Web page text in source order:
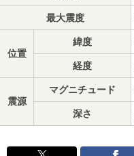
最大震度
位置
緯度
経度
震源
マグニチュード
深さ